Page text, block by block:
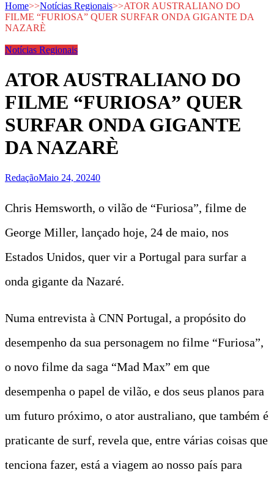
Home>>Notícias Regionais>>ATOR AUSTRALIANO DO
FILME “FURIOSA” QUER SURFAR ONDA GIGANTE DA
NAZARÈ
Notícias Regionais
ATOR AUSTRALIANO DO
FILME “FURIOSA” QUER
SURFAR ONDA GIGANTE
DA NAZARÈ
RedaçãoMaio 24, 20240
Chris Hemsworth, o vilão de “Furiosa”, filme de
George Miller, lançado hoje, 24 de maio, nos
Estados Unidos, quer vir a Portugal para surfar a
onda gigante da Nazaré.
Numa entrevista à CNN Portugal, a propósito do
desempenho da sua personagem no filme “Furiosa”,
o novo filme da saga “Mad Max” em que
desempenha o papel de vilão, e dos seus planos para
um futuro próximo, o ator australiano, que também é
praticante de surf, revela que, entre várias coisas que
tenciona fazer, está a viagem ao nosso país para